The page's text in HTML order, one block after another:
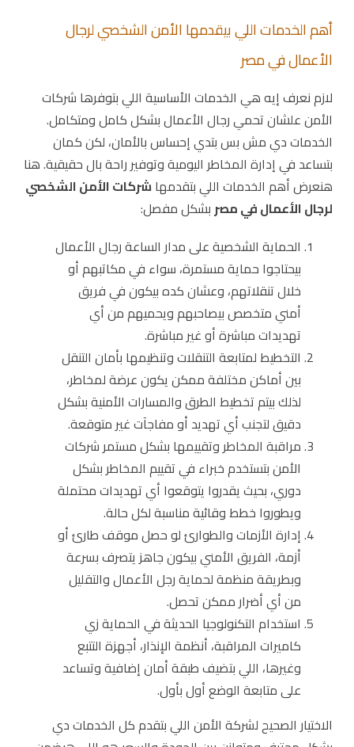
أهم الخدمات اللي بيقدمها الأمن الشخصي لرجال
الأعمال في مصر
لازم نعرف إيه هي الخدمات الأساسية اللي بتوفرها شركات
الأمن علشان تحمي رجال الأعمال بشكل كامل ومتكامل.
الخدمات دي مش بس بتدي إحساس بالأمان، لكن كمان
بتساعد في إدارة المخاطر اليومية وتوفير راحة بال حقيقية. هنا
هنعرض أهم الخدمات اللي بتقدمهاشركات الأمن الشخصي
لرجال الأعمال في مصر بشكل مفصل:
الحماية الشخصية على مدار الساعة رجال الأعمال
بيحتاجوا حماية مستمرة، سواء في مكاتبهم أو
خلال تنقلاتهم، وعشان كده بيكون في فريق
أمني متخصص بيصاحبهم ويحميهم من أي
تهديدات مباشرة أو غير مباشرة.
التخطيط لمتابعة التنقلات وتنظيمها بأمان التنقل
بين أماكن مختلفة ممكن يكون عرضة لمخاطر،
لذلك بيتم تخطيط الطرق والمسارات الأمنية بشكل
دقيق لتجنب أي تهديد أو مفاجآت غير متوقعة.
مراقبة المخاطر وتقييمها بشكل مستمر شركات
الأمن بتستخدم خبراء في تقييم المخاطر بشكل
دوري، بحيث يقدروا يتوقعوا أي تهديدات محتملة
ويطوروا خطط وقائية مناسبة لكل حالة.
إدارة الأزمات والطوارئ لو حصل موقف طارئ أو
أزمة، الفريق الأمني بيكون جاهز يتصرف بسرعة
وبطريقة منظمة لحماية رجل الأعمال والتقليل
من أي أضرار ممكن تحصل.
استخدام التكنولوجيا الحديثة في الحماية زي
كاميرات المراقبة، أنظمة الإنذار، أجهزة التتبع
وغيرها، اللي بتضيف طبقة أمان إضافية وتساعد
على متابعة الوضع أول بأول.
الاختيار الصحيح لشركة الأمن اللي بتقدم كل الخدمات دي